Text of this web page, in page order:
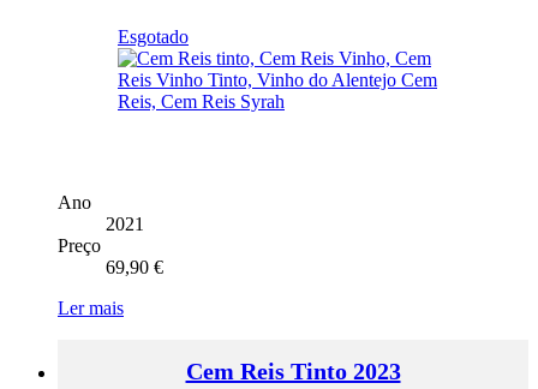
Esgotado
Ano
2021
Preço
69,90 €
Ler mais
Cem Reis Tinto 2023